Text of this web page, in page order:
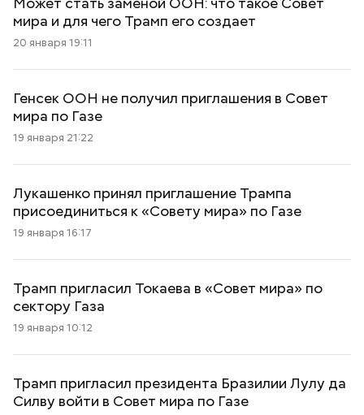
мира и для чего Трамп его создает
20 января 19:11
Генсек ООН не получил приглашения в Совет
мира по Газе
19 января 21:22
Лукашенко принял приглашение Трампа
присоединиться к «Совету мира» по Газе
19 января 16:17
Трамп пригласил Токаева в «Совет мира» по
сектору Газа
19 января 10:12
Трамп пригласил президента Бразилии Лулу да
Силву войти в Совет мира по Газе